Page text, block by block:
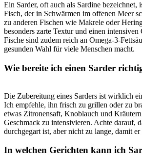
Ein Sarder, ​oft auch​ als Sardine‌ bezeichnet,
Fisch, ⁢der in Schwärmen im offenen Meer
zu anderen Fischen wie Makrele oder​
besonders zarte‌ Textur und einen intensiven⁤
Fische sind⁤ zudem ⁢reich an Omega-3-
gesunden Wahl für viele Menschen macht.
Wie bereite‍ ich⁣ einen Sarder
Die‍ Zubereitung eines Sarders​ ist⁢ wirklich
Ich ⁢empfehle, ihn⁣ frisch zu grillen oder zu
⁣etwas Zitronensaft, Knoblauch und Kräutern
Geschmack zu intensivieren. Achte darauf,
durchgegart ist, ⁤aber nicht zu ​lange, ⁤damit⁢
In welchen Gerichten‍ kann ich